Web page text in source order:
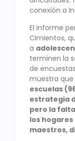
conexión a
El informe
Cimientos,
a
terminen la
de
muestra que
escuelas
estrategia
pero la
los hogares
maestros,